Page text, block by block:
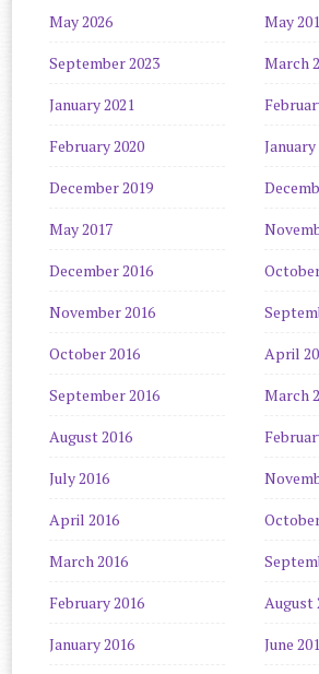
May 2026
September 2023
January 2021
February 2020
December 2019
May 2017
December 2016
November 2016
October 2016
September 2016
August 2016
July 2016
April 2016
March 2016
February 2016
January 2016
May
March
January
April
March
August
June